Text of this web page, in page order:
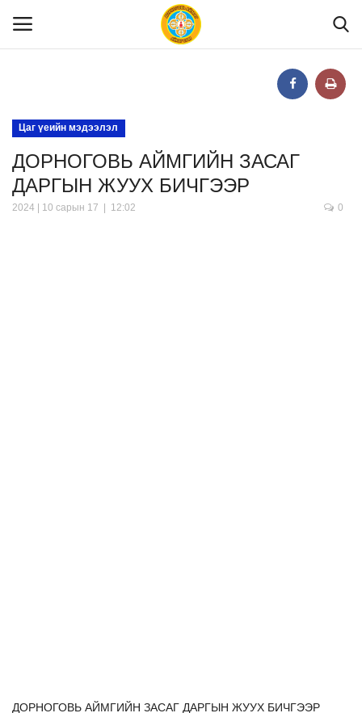
Танилцуулга
МЭДЭЭЛЭЛ
Цаг үеийн мэдээлэл
ДОРНОГОВЬ АЙМГИЙН ЗАСАГ
ДАРГЫН ЖУУХ БИЧГЭЭР
2024 | 10 сарын 17 | 12:02 0
ДОРНОГОВЬ АЙМГИЙН ЗАСАГ ДАРГЫН ЖУУХ БИЧГЭЭР